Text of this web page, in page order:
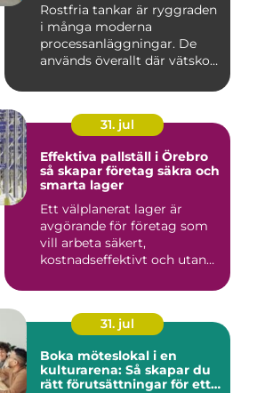
Rostfria tankar är ryggraden
i många moderna
processanläggningar. De
används överallt där vätskor,
31. jul
Effektiva pallställ i Örebro
så skapar företag säkra och
smarta lager
Ett välplanerat lager är
avgörande för företag som
vill arbeta säkert,
kostnadseffektivt och utan
31. jul
Boka möteslokal i en
kulturarena: Så skapar du
rätt förutsättningar för ett